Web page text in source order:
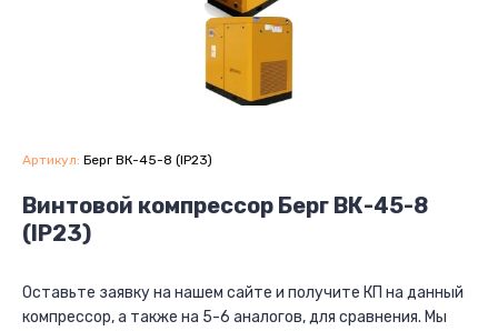
Артикул: Берг ВК-45-8 (IP23)
Винтовой компрессор Берг ВК-45-8
(IP23)
Оставьте заявку на нашем сайте и получите КП на данный
компрессор, а также на 5-6 аналогов, для сравнения. Мы